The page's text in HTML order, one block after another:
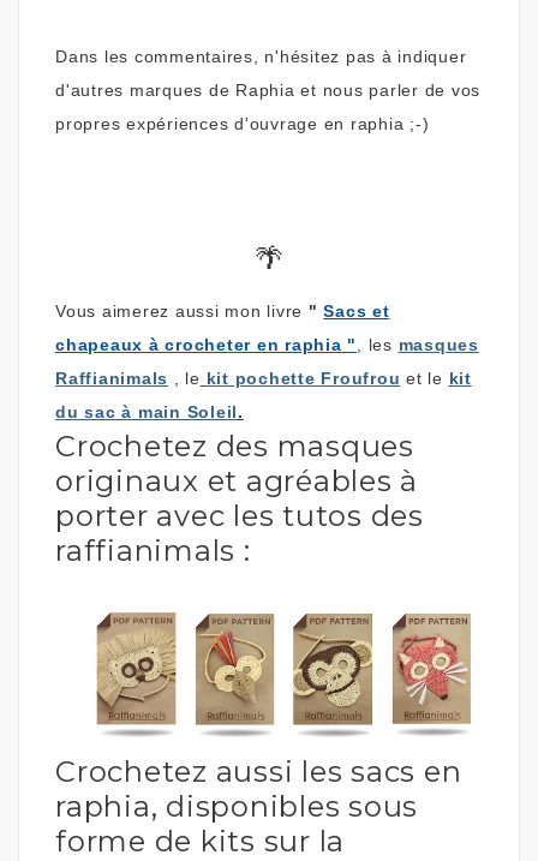
Dans les commentaires, n'hésitez pas à indiquer
d'autres marques de Raphia et nous parler de vos
propres expériences d'ouvrage en raphia ;-)
🌴
Vous aimerez aussi mon livre " Sacs et
chapeaux à crocheter en raphia " , les masques
Raffianimals
, le kit pochette Froufrou et le kit
du sac à main Soleil.
Crochetez des masques
originaux et agréables à
porter avec les tutos des
raffianimals :
Crochetez aussi les sacs en
raphia, disponibles sous
forme de kits sur la